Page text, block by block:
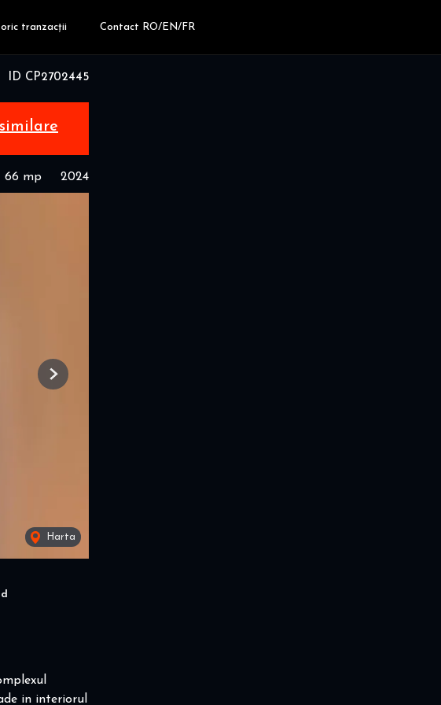
tranzacții Contact RO/EN/FR
ID CP2702445
66 mp 2024
Harta
Next
in interiorul